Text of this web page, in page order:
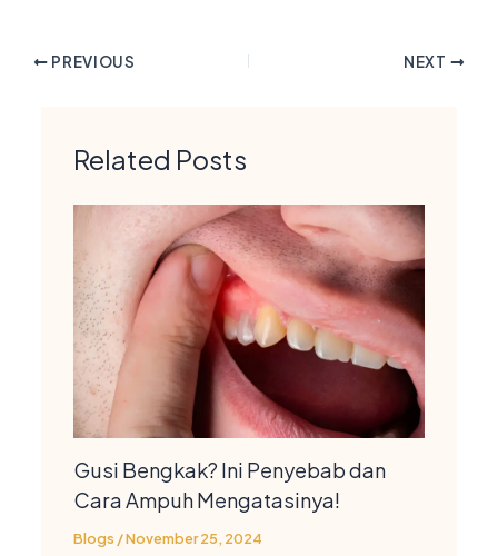
PREVIOUS NEXT
Related Posts
Gusi Bengkak? Ini Penyebab dan
Cara Ampuh Mengatasinya!
Blogs /November 25, 2024